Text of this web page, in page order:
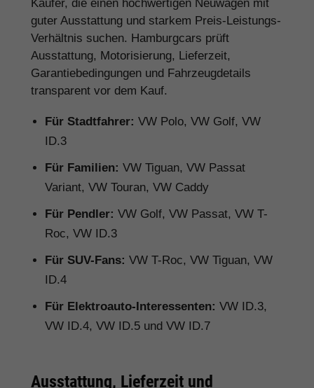
Käufer, die einen hochwertigen Neuwagen mit
guter Ausstattung und starkem Preis-Leistungs-
Verhältnis suchen. Hamburgcars prüft
Ausstattung, Motorisierung, Lieferzeit,
Garantiebedingungen und Fahrzeugdetails
transparent vor dem Kauf.
Für Stadtfahrer: VW Polo, VW Golf, VW
ID.3
Für Familien: VW Tiguan, VW Passat
Variant, VW Touran, VW Caddy
Für Pendler: VW Golf, VW Passat, VW T-
Roc, VW ID.3
Für SUV-Fans: VW T-Roc, VW Tiguan, VW
ID.4
Für Elektroauto-Interessenten: VW ID.3,
VW ID.4, VW ID.5 und VW ID.7
Ausstattung, Lieferzeit und